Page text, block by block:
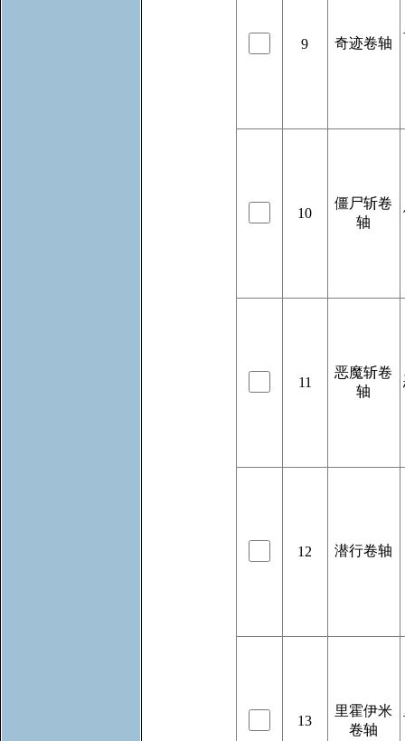
9 奇迹卷轴
10
僵尸斩卷
轴
11
恶魔斩卷
轴
12 潜行卷轴
13
里霍伊米
卷轴